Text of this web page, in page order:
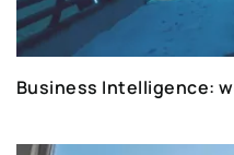
Business Intelligence: